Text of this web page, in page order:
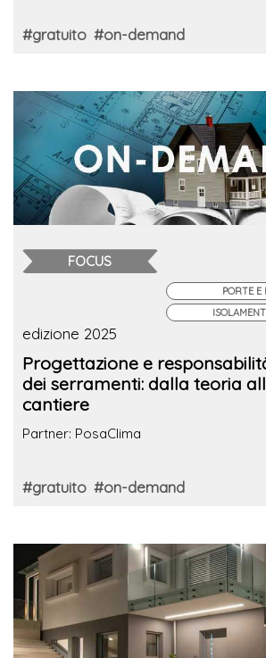
#gratuito #on-demand
FOCUS
PORTE E
edizione 2025
Progettazione e
dei serramenti: dalla teoria
cantiere
Partner: PosaClima
#gratuito #on-demand